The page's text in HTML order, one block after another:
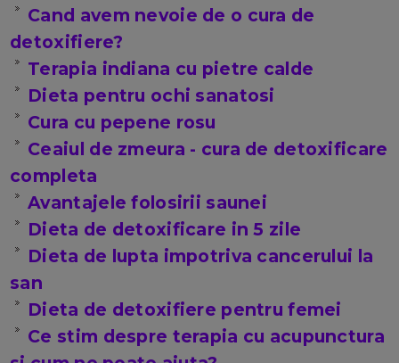
Cand avem nevoie de o cura de
detoxifiere?
Terapia indiana cu pietre calde
Dieta pentru ochi sanatosi
Cura cu pepene rosu
Ceaiul de zmeura - cura de detoxificare
completa
Avantajele folosirii saunei
Dieta de detoxificare in 5 zile
Dieta de lupta impotriva cancerului la
san
Dieta de detoxifiere pentru femei
Ce stim despre terapia cu acupunctura